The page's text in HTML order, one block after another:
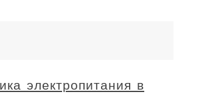
электропитания в